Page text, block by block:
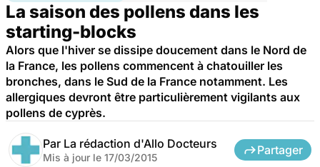
La saison des pollens dans les
starting-blocks
Alors que l'hiver se dissipe doucement dans le Nord de
la France, les pollens commencent à chatouiller les
bronches, dans le Sud de la France notamment. Les
allergiques devront être particulièrement vigilants aux
pollens de cyprès.
Par La rédaction d'Allo Docteurs
Mis à jour le 17/03/2015
Partager